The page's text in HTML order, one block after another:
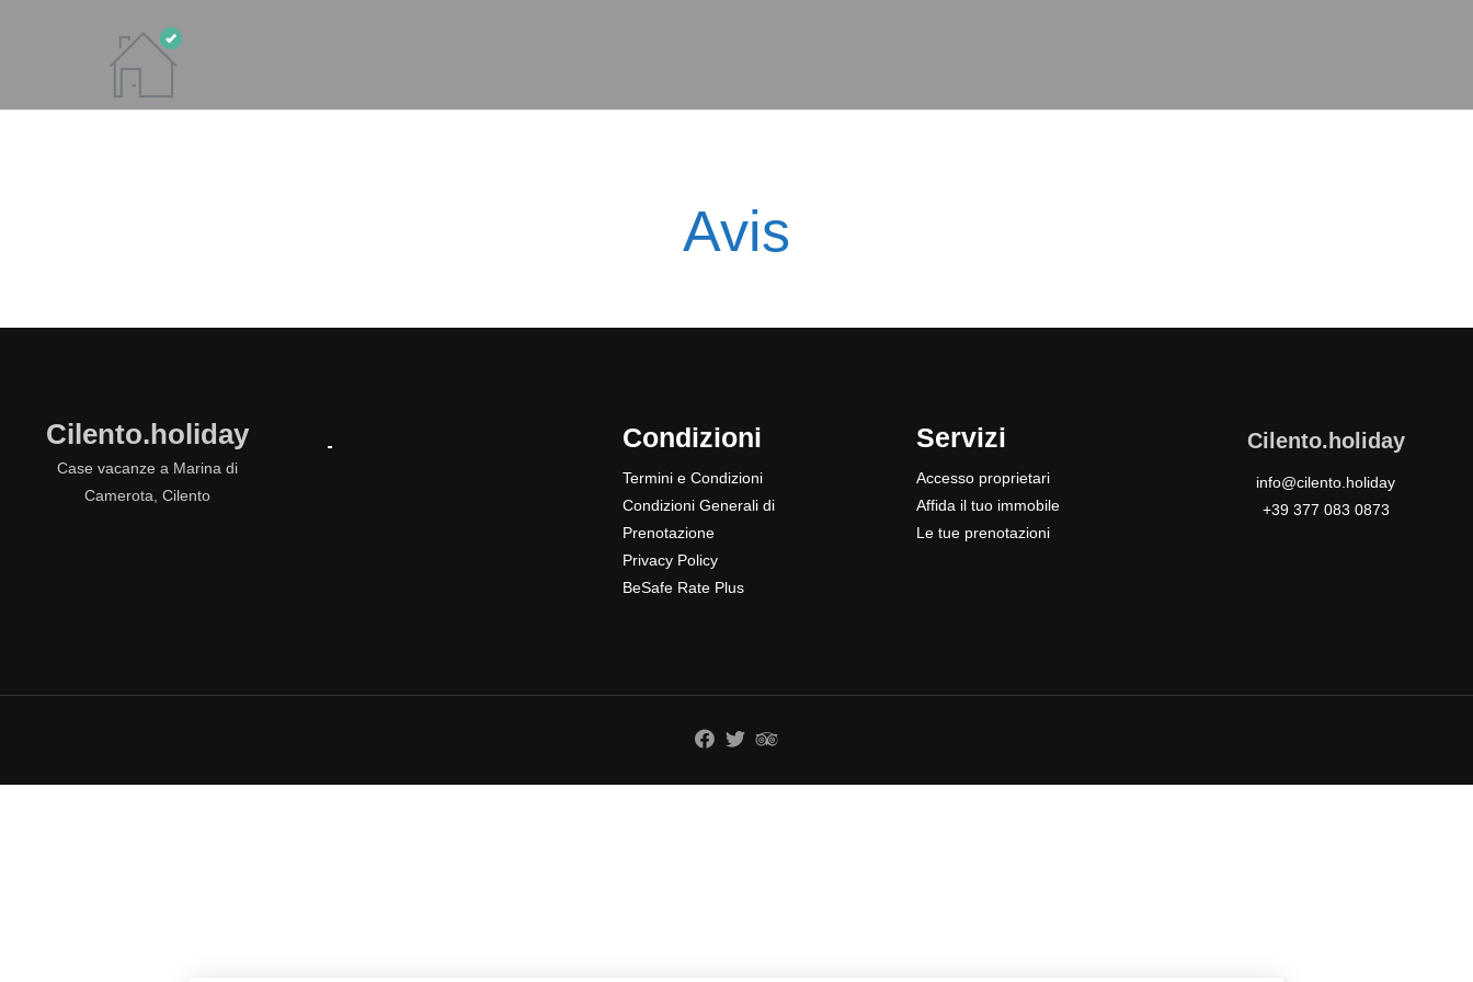
Avis
Cilento.holiday
Case vacanze a Marina di
Camerota, Cilento
Condizioni
Termini e Condizioni
Condizioni Generali di
Prenotazione
Privacy Policy
BeSafe Rate Plus
Servizi
Accesso proprietari
Affida il tuo immobile
Le tue prenotazioni
Cilento.holiday
info@cilento.holiday
+39 377 083 0873